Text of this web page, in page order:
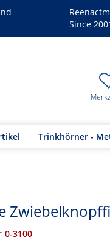
Since
Trinkhörner -
0-3100